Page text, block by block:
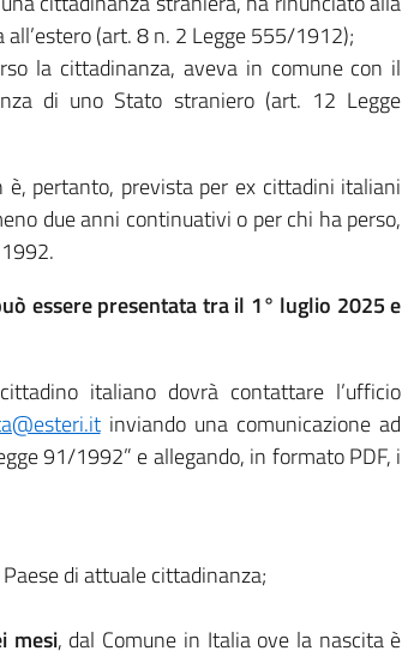
(art. 8 n. 2 Legge 555/1912);
la cittadinanza, aveva in comune con il
di uno Stato straniero (art. 12 Legge
pertanto, prevista per ex cittadini italiani
due anni continuativi o per chi ha perso,
essere presentata tra il 1° luglio 2025 e
italiano dovrà contattare l’ufficio
inviando una comunicazione ad
91/1992” e allegando, in formato PDF, i
di attuale cittadinanza;
mesi, dal Comune in Italia ove la nascita è